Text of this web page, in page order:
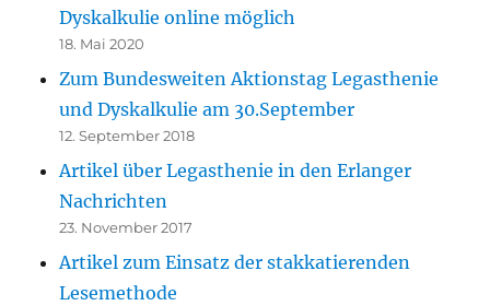
Dyskalkulie online möglich
18. Mai 2020
Zum Bundesweiten Aktionstag Legasthenie
und Dyskalkulie am 30.September
12. September 2018
Artikel über Legasthenie in den Erlanger
Nachrichten
23. November 2017
Artikel zum Einsatz der stakkatierenden
Lesemethode